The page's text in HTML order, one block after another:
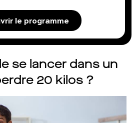
le programme
se lancer dans un
20 kilos ?